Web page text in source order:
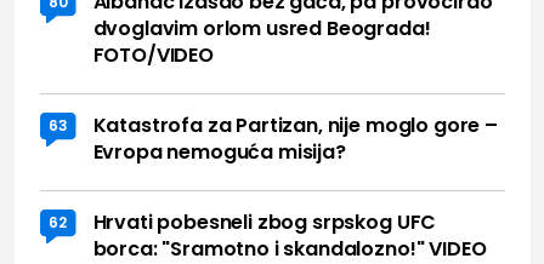
dvoglavim orlom usred Beograda!
FOTO/VIDEO
63
Katastrofa za Partizan, nije moglo gore –
Evropa nemoguća misija?
62
Hrvati pobesneli zbog srpskog UFC
borca: "Sramotno i skandalozno!" VIDEO